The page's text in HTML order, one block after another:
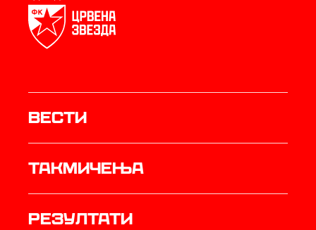
Вести
Такмичења
резултати